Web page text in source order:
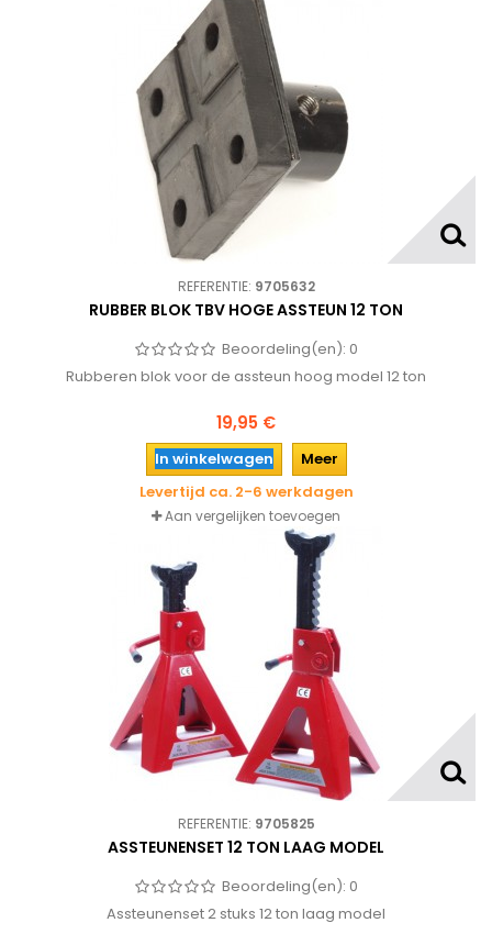
REFERENTIE: 9705632
RUBBER BLOK TBV HOGE ASSTEUN 12 TON
Beoordeling(en): 0
Rubberen blok voor de assteun hoog model 12 ton
19,95 €
In winkelwagen
Meer
Levertijd ca. 2-6 werkdagen
Aan vergelijken toevoegen
REFERENTIE: 9705825
ASSTEUNENSET 12 TON LAAG MODEL
Beoordeling(en): 0
Assteunenset 2 stuks 12 ton laag model